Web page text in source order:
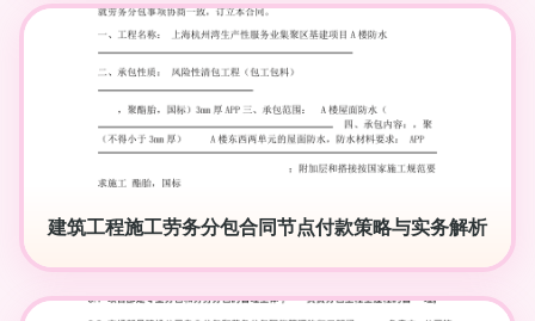
建筑工程施工劳务分包合同节点付款策略与实务解析